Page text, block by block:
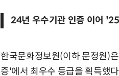
24년 우수기관 인증 이어
한국문화정보원(이하 문정원)
증'에서 최우수 등급을 획득했